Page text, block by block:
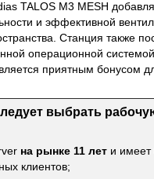
TALOS M3 MESH
и эффективной
Станция также
операционной
приятным бонусом
выбрать
на рынке 11 лет и
клиентов;